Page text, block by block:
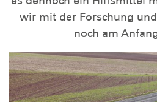
wir mit der Forschung
noch am